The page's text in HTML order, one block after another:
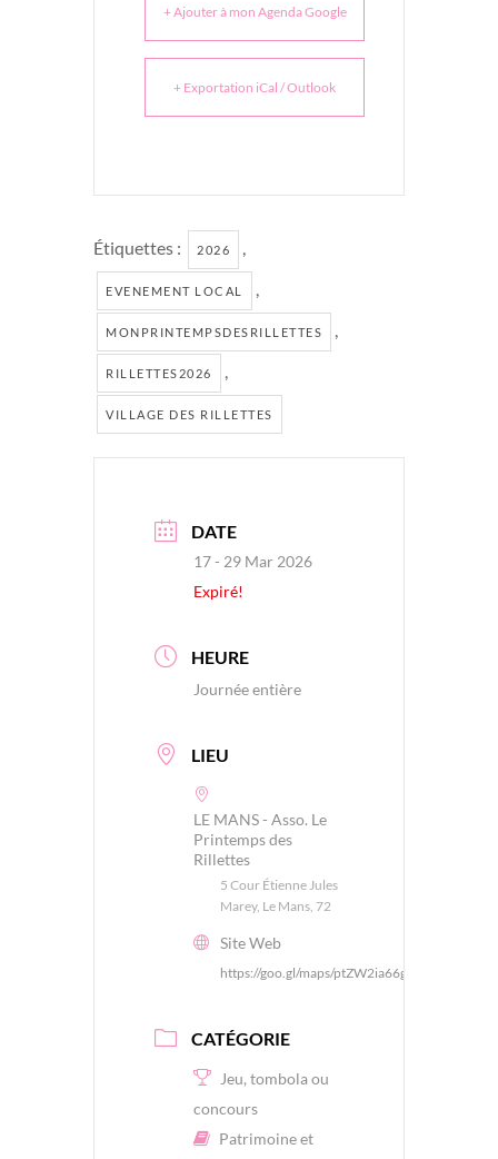
+ Ajouter à mon Agenda Google
+ Exportation iCal / Outlook
Étiquettes : 2026 ,
EVENEMENT LOCAL ,
MONPRINTEMPSDESRILLETTES ,
RILLETTES2026 ,
VILLAGE DES RILLETTES
DATE
17 - 29 Mar 2026
Expiré!
HEURE
Journée entière
LIEU
LE MANS - Asso. Le
Printemps des
Rillettes
5 Cour Étienne Jules
Marey, Le Mans, 72
Site Web
https://goo.gl/maps/ptZW2ia66gMdrqcW7
CATÉGORIE
Jeu, tombola ou
concours
Patrimoine et